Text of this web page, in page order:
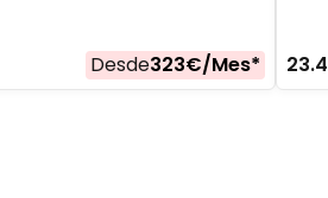
Desde323€/Mes*